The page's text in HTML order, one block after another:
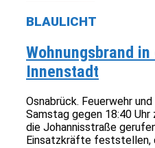
BLAULICHT
Wohnungsbrand
Innenstadt
Osnabrück. Feuerwehr
Samstag gegen 18:40 Uhr
die Johannisstraße
Einsatzkräfte feststellen,